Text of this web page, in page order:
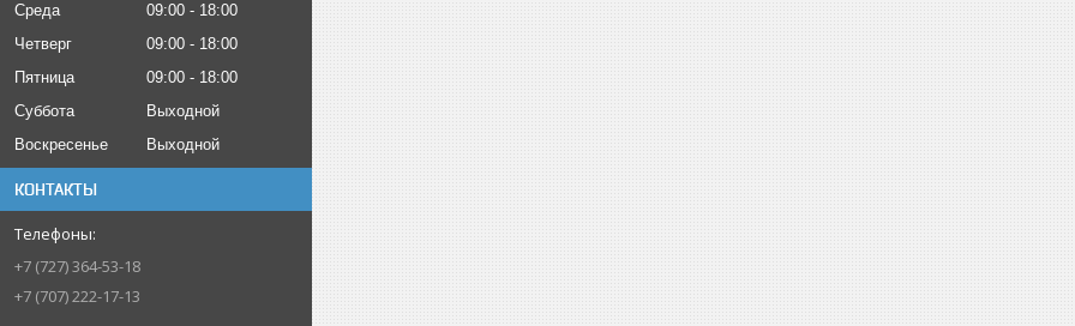
Среда
09:00
18:00
Четверг
09:00
18:00
Пятница
09:00
18:00
Суббота
Выходной
Воскресенье
Выходной
КОНТАКТЫ
+7 (727) 364-53-18
+7 (707) 222-17-13